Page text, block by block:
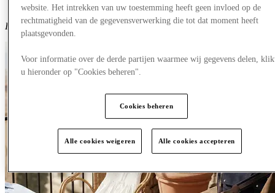
Inhoud gegenereerd met AI
website. Het intrekken van uw toestemming heeft geen invloed op de
rechtmatigheid van de gegevensverwerking die tot dat moment heeft
plaatsgevonden.
Voor informatie over de derde partijen waarmee wij gegevens delen,
u hieronder op "Cookies beheren".
Cookies beheren
Alle cookies weigeren Alle cookies accepteren